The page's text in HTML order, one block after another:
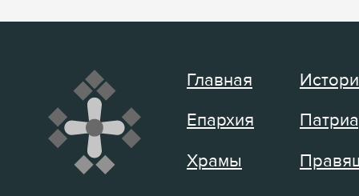
Главная
Епархия
Храмы